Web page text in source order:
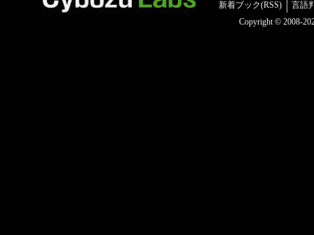
新着ブック(RSS)
言語
Copyright © 2008-